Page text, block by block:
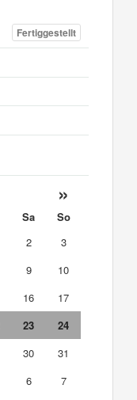
Fertiggestellt
»
Sa
So
2
3
9
10
16
17
23
24
30
31
6 7